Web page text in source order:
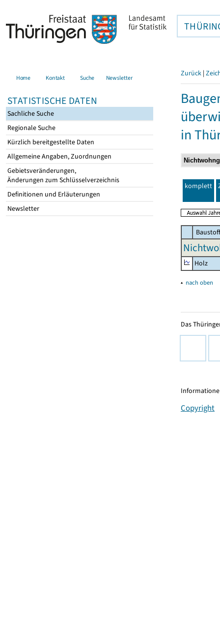
Home Kontakt Suche Newsletter
STATISTISCHE DATEN
Sachliche Suche
Regionale Suche
Kürzlich bereitgestellte Daten
Allgemeine Angaben, Zuordnungen
Gebietsveränderungen,
Änderungen zum Schlüsselverzeichnis
Definitionen und Erläuterungen
Newsletter
Zurück |
in
komplett
Baustoff
Holz
▴ nach oben
Das
Copyright